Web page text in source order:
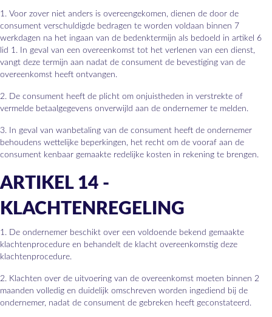
1. Voor zover niet anders is overeengekomen, dienen de door de
consument verschuldigde bedragen te worden voldaan binnen 7
werkdagen na het ingaan van de bedenktermijn als bedoeld in artikel 6
lid 1. In geval van een overeenkomst tot het verlenen van een dienst,
vangt deze termijn aan nadat de consument de bevestiging van de
overeenkomst heeft ontvangen.
2. De consument heeft de plicht om onjuistheden in verstrekte of
vermelde betaalgegevens onverwijld aan de ondernemer te melden.
3. In geval van wanbetaling van de consument heeft de ondernemer
behoudens wettelijke beperkingen, het recht om de vooraf aan de
consument kenbaar gemaakte redelijke kosten in rekening te brengen.
ARTIKEL 14 -
KLACHTENREGELING
1. De ondernemer beschikt over een voldoende bekend gemaakte
klachtenprocedure en behandelt de klacht overeenkomstig deze
klachtenprocedure.
2. Klachten over de uitvoering van de overeenkomst moeten binnen 2
maanden volledig en duidelijk omschreven worden ingediend bij de
ondernemer, nadat de consument de gebreken heeft geconstateerd.